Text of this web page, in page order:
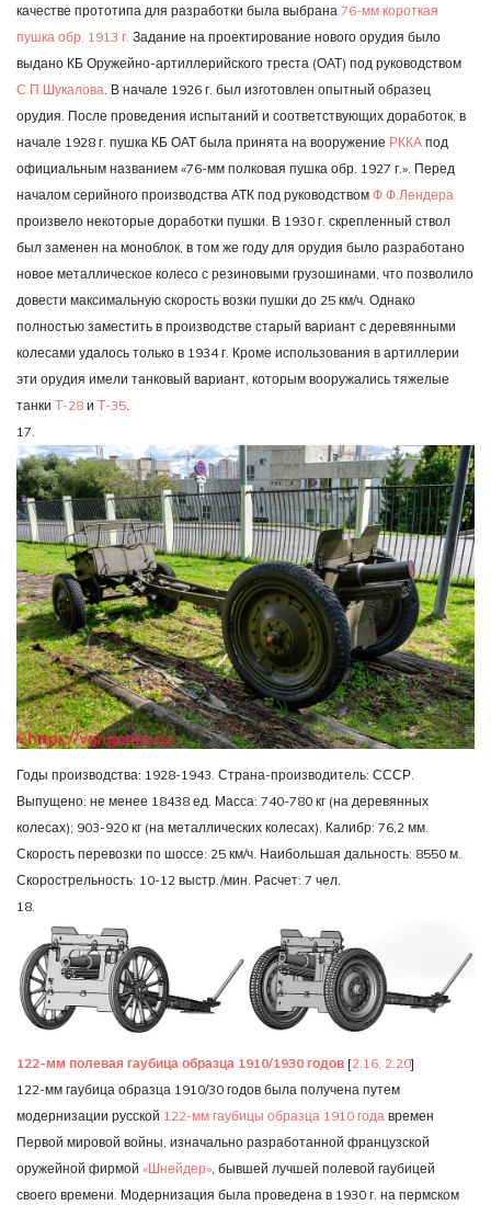
качестве прототипа для разработки была выбрана 76-мм короткая
пушка обр. 1913 г. Задание на проектирование нового орудия было
выдано КБ Оружейно-артиллерийского треста (ОАТ) под руководством
С.П.Шукалова. В начале 1926 г. был изготовлен опытный образец
орудия. После проведения испытаний и соответствующих доработок, в
начале 1928 г. пушка КБ ОАТ была принята на вооружение РККА под
официальным названием «76-мм полковая пушка обр. 1927 г.». Перед
началом серийного производства АТК под руководством Ф.Ф.Лендера
произвело некоторые доработки пушки. В 1930 г. скрепленный ствол
был заменен на моноблок, в том же году для орудия было разработано
новое металлическое колесо с резиновыми грузошинами, что позволило
довести максимальную скорость возки пушки до 25 км/ч. Однако
полностью заместить в производстве старый вариант с деревянными
колесами удалось только в 1934 г. Кроме использования в артиллерии
эти орудия имели танковый вариант, которым вооружались тяжелые
танки Т-28 и Т-35.
17.
Годы производства: 1928-1943. Страна-производитель: СССР.
Выпущено: не менее 18438 ед. Масса: 740-780 кг (на деревянных
колесах); 903-920 кг (на металлических колесах). Калибр: 76,2 мм.
Скорость перевозки по шоссе: 25 км/ч. Наибольшая дальность: 8550 м.
Скорострельность: 10-12 выстр./мин. Расчет: 7 чел.
18.
122-мм полевая гаубица образца 1910/1930 годов [2.16, 2.20]
122-мм гаубица образца 1910/30 годов была получена путем
модернизации русской 122-мм гаубицы образца 1910 года времен
Первой мировой войны, изначально разработанной французской
оружейной фирмой «Шнейдер», бывшей лучшей полевой гаубицей
своего времени. Модернизация была проведена в 1930 г. на пермском